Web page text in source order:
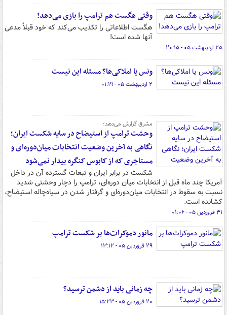
وقتی هگست هم ترامپ را بازی می‌دهد!
هگست اطلاعاتی را تکذیب می‌کند که خود قبلاً مدعی
آنها شده است!
۲۵ اردیبهشت ۰۵ - ۲۰:۱۵
ونس یا املاکی‌ها؟ مسئله این نیست
۲ اردیبهشت ۰۵ - ۰۱:۱۹
مشرق گزارش می‌دهد؛
وحشت ترامپ از استیضاح در سایه شکست ایران؛
نگاهی به آخرین وضعیت انتخابات میان‌دوره‌ای و
مستاجری که از کابوس کنگره بیدار نمی‌شود
شکست در برابر ایران و تبعات گسترده آن در داخل
آمریکا چند ماه قبل از انتخابات میان دوره‌ای، ترامپ را دچار وحشتی شدید
نسبت به سقوط در انتخابات میان‌دوره‌ای و گرفتار شدن در سیاه‌چاله استیضاح،
کشانده است.
۳۱ فروردین ۰۵ - ۰۱:۰۶
مانور دموکرات‌ها بر شکست ترامپ
۲۹ فروردین ۰۵ - ۱۳:۱۲
چه زمانی باید از دشمن ترسید؟
۲۰ فروردین ۰۵ - ۱۵:۲۳